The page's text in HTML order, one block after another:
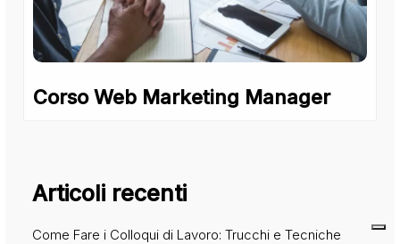
Corso Web Marketing Manager
Articoli recenti
Come Fare i Colloqui di Lavoro: Trucchi e Tecniche